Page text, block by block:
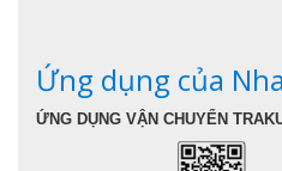
Ứng dụng của
ỨNG DỤNG VẬN CHUYỂN